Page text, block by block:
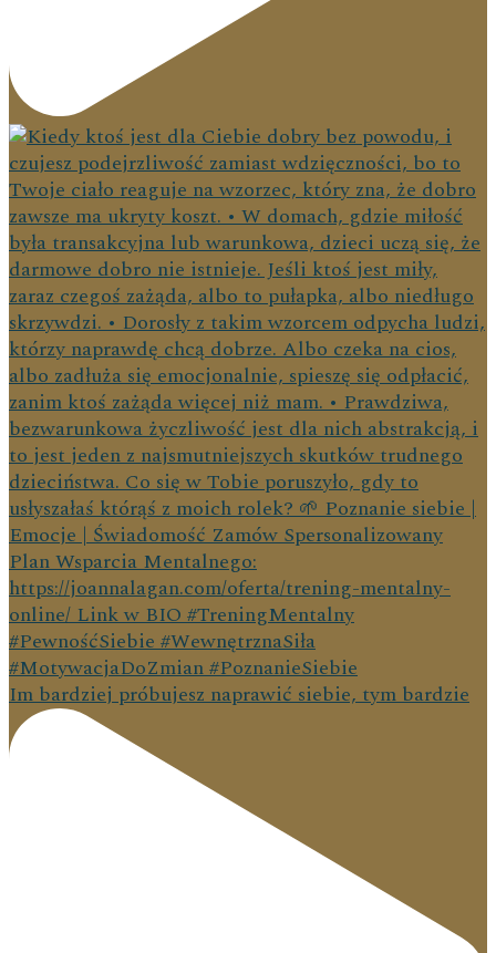
Im bardziej próbujesz naprawić siebie, tym bardzie